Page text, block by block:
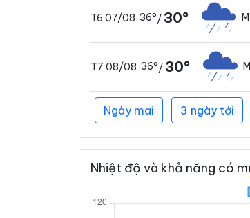
T6 07/08 36°/30°
T7 08/08 36°/30°
Ngày mai 3 ngày tới
Nhiệt độ và khả năng có